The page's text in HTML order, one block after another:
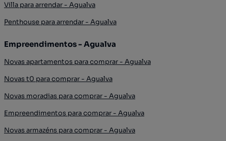
Villa para arrendar - Agualva
Penthouse para arrendar - Agualva
Empreendimentos - Agualva
Novas apartamentos para comprar - Agualva
Novas t0 para comprar - Agualva
Novas moradias para comprar - Agualva
Empreendimentos para comprar - Agualva
Novas armazéns para comprar - Agualva